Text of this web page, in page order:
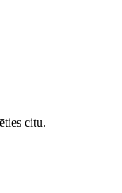
citu.